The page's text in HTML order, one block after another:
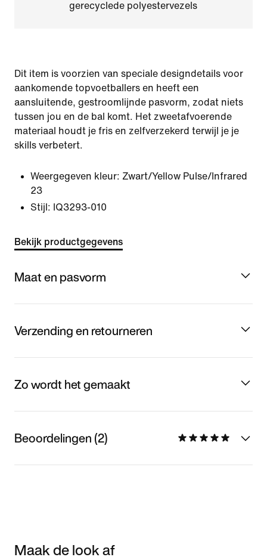
gerecyclede polyestervezels
Dit item is voorzien van speciale designdetails voor
aankomende topvoetballers en heeft een
aansluitende, gestroomlijnde pasvorm, zodat niets
tussen jou en de bal komt. Het zweetafvoerende
materiaal houdt je fris en zelfverzekerd terwijl je je
skills verbetert.
Weergegeven kleur: Zwart/Yellow Pulse/Infrared
23
Stijl: IQ3293-010
Bekijk productgegevens
Maat en pasvorm
Verzending en retourneren
Zo wordt het gemaakt
Beoordelingen (2)
Maak de look af